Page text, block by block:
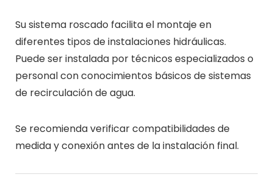
Su sistema roscado facilita el montaje en
diferentes tipos de instalaciones hidráulicas.
Puede ser instalada por técnicos especializados o
personal con conocimientos básicos de sistemas
de recirculación de agua.
Se recomienda verificar compatibilidades de
medida y conexión antes de la instalación final.